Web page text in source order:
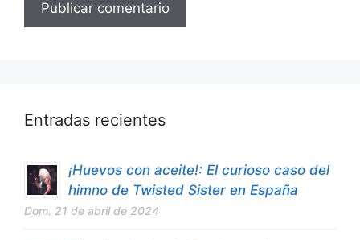
Entradas recientes
¡Huevos con aceite!: El curioso caso del
himno de Twisted Sister en España
Dom. 21 de abril de 2024